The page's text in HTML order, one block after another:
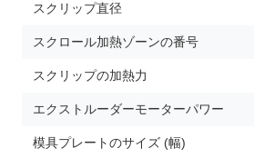
スクリップ直径
スクロール加熱ゾーンの番号
スクリップの加熱力
エクストルーダーモーターパワー
模具プレートのサイズ (幅)